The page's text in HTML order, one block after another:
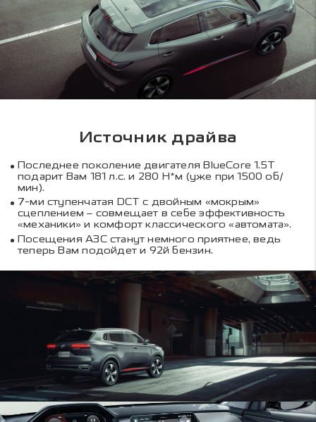
Источник драйва
Последнее поколение двигателя BlueCore 1.5T
подарит Вам 181 л.с. и 280 Н*м (уже при 1500 об/
мин).
7-ми ступенчатая DCT с двойным «мокрым»
сцеплением – совмещает в себе эффективность
«механики» и комфорт классического «автомата».
Посещения АЗС станут немного приятнее, ведь
теперь Вам подойдет и 92й бензин.